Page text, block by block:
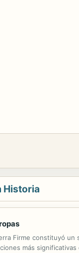
Historia
Firme constituyó
más